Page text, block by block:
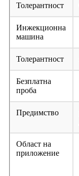
Толерантност
Инжекционна
машина
Толерантност
Безплатна
проба
Предимство
Област на
приложение